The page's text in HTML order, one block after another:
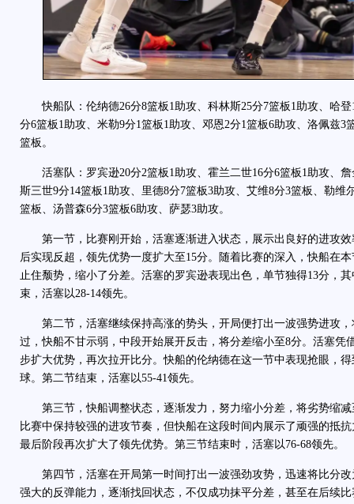
快船队：伦纳德26分8篮板1助攻、科林斯25分7篮板1助攻、哈登
分6篮板1助攻、米勒9分1篮板1助攻、邓恩2分1篮板6助攻、洛佩兹3
篮板。
活塞队：罗宾逊20分2篮板1助攻、霍兰二世16分6篮板1助攻、詹
斯三世9分14篮板1助攻、里德8分7篮板3助攻、艾维8分3篮板、勒维
篮板、汤普森6分3篮板6助攻、萨瑟3助攻。
第一节，比赛刚开始，活塞逐渐进入状态，展示出良好的进攻效
后实现反超，领先优势一度扩大至15分。随着比赛的深入，快船在
止住颓势，缩小了分差。活塞的罗宾逊表现出色，单节独得13分，
束，活塞以28-14领先。
第二节，活塞继续保持高涨的势头，开局便打出一波强势进攻，
过，快船不甘示弱，中段开始展开反击，将分差缩小至8分。活塞凭
步扩大优势，再次拉开比分。快船的伦纳德在这一节中表现抢眼，
球。第二节结束，活塞以55-41领先。
第三节，快船调整状态，逐渐发力，努力缩小分差，将劣势缩减
比赛中保持较强的进攻节奏，但快船在这段时间内展示了顽强的抵
最后阶段再次扩大了领先优势。第三节结束时，活塞以76-68领先。
第四节，活塞在开局第一时间打出一波强劲攻势，迅速将比分改
强大的反弹能力，逐渐找回状态，不仅成功抹平分差，甚至在后续